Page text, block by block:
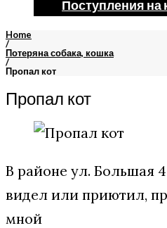
Поступления на
Home
/
Потеряна собака, кошка
/
Пропал кот
Пропал кот
В районе ул. Большая
видел или приютил,
мной